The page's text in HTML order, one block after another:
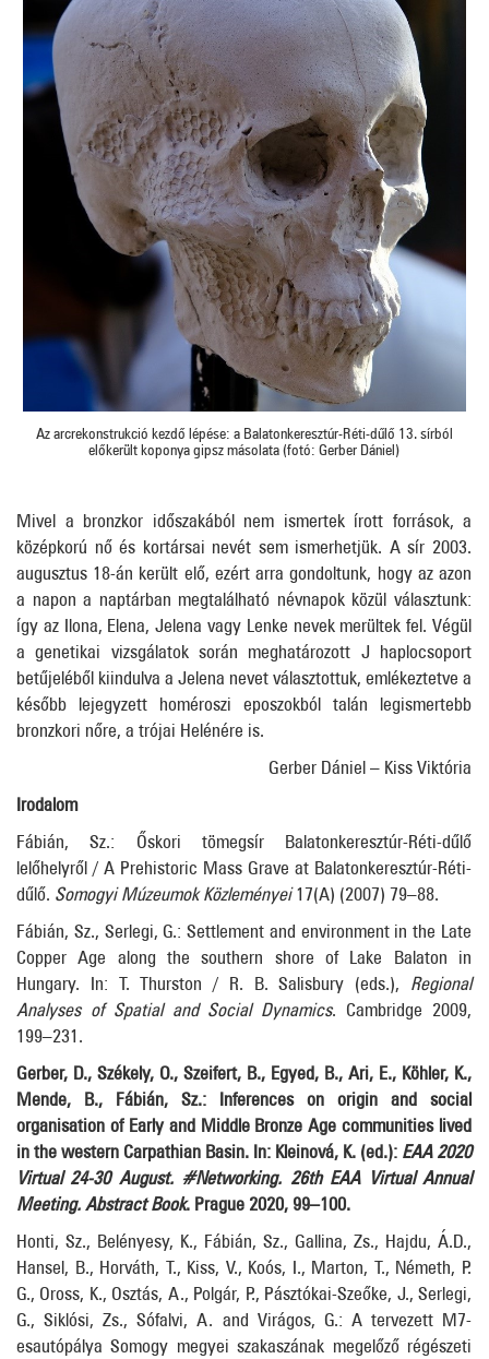
Az arcrekonstrukció kezdő lépése: a Balatonkeresztúr-Réti-dűlő 13. sírból
előkerült koponya gipsz másolata (fotó: Gerber Dániel)
Mivel a bronzkor időszakából nem ismertek írott források, a
középkorú nő és kortársai nevét sem ismerhetjük. A sír 2003.
augusztus 18-án került elő, ezért arra gondoltunk, hogy az azon
a napon a naptárban megtalálható névnapok közül választunk:
így az Ilona, Elena, Jelena vagy Lenke nevek merültek fel. Végül
a genetikai vizsgálatok során meghatározott J haplocsoport
betűjeléből kiindulva a Jelena nevet választottuk, emlékeztetve a
később lejegyzett homéroszi eposzokból talán legismertebb
bronzkori nőre, a trójai Helénére is.
Gerber Dániel – Kiss Viktória
Irodalom
Fábián, Sz.: Őskori tömegsír Balatonkeresztúr-Réti-dűlő
lelőhelyről / A Prehistoric Mass Grave at Balatonkeresztúr-Réti-
dűlő.
Somogyi Múzeumok Közleményei17(A) (2007) 79–88.
Fábián, Sz., Serlegi, G.: Settlement and environment in the Late
Copper Age along the southern shore of Lake Balaton in
Hungary. In: T. Thurston / R. B. Salisbury (eds.),
Regional
Analyses of Spatial and Social Dynamics. Cambridge 2009,
199–231.
Gerber, D., Székely, O., Szeifert, B., Egyed, B., Ari, E., Köhler, K.,
Mende, B., Fábián, Sz.: Inferences on origin and social
organisation of Early and Middle Bronze Age communities lived
in the western Carpathian Basin. In: Kleinová, K. (ed.): EAA 2020
Virtual 24-30 August. #Networking. 26th EAA Virtual Annual
Meeting. Abstract Book. Prague 2020, 99–100.
Honti, Sz., Belényesy, K., Fábián, Sz., Gallina, Zs., Hajdu, Á.D.,
Hansel, B., Horváth, T., Kiss, V., Koós, I., Marton, T., Németh, P.
G., Oross, K., Osztás, A., Polgár, P., Pásztókai-Szeőke, J., Serlegi,
G., Siklósi, Zs., Sófalvi, A. and Virágos, G.: A tervezett M7-
esautópálya Somogy megyei szakaszának megelőző régészeti